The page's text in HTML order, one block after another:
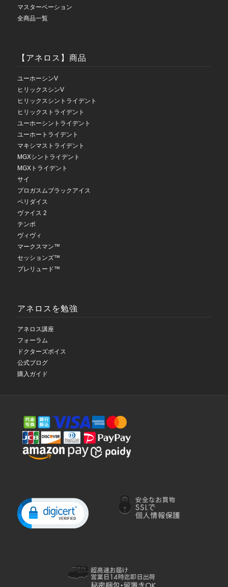
マスターベーション
全商品一覧
【アネロス】商品
ユーホーシンV
ヒリックスシンV
ヒリックスシントライデント
ヒリックストライデント
ユーホーシントライデント
ユーホートライデント
マキシマストライデント
MGXシントライデント
MGXトライデント
サイ
プロガスムブラックアイス
ペリダイス
ヴァイス 2
テンポ
ヴィヴィ
マークスマン™
セッションズ™
プレリュード™
アネロスを勉強
アネロス講座
フォーラム
ドクターズボイス
公式ブログ
購入ガイド